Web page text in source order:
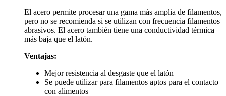
El acero permite procesar una gama más amplia de filamentos,
pero no se recomienda si se utilizan con frecuencia filamentos
abrasivos. El acero también tiene una conductividad térmica
más baja que el latón.
Ventajas:
Mejor resistencia al desgaste que el latón
Se puede utilizar para filamentos aptos para el contacto
con alimentos